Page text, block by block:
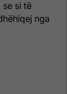
si të
nga